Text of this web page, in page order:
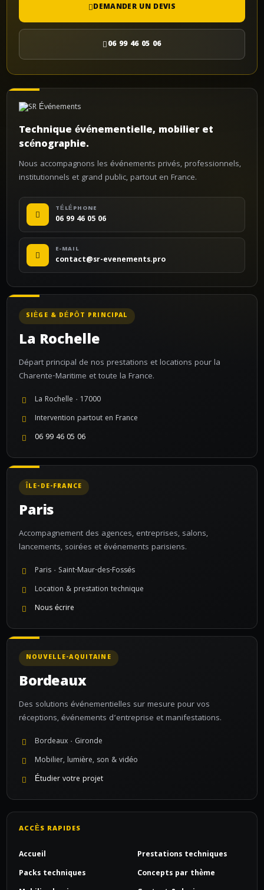
DEMANDER UN DEVIS
06 99 46 05 06
Technique événementielle, mobilier et
scénographie.
Nous accompagnons les événements privés, professionnels,
institutionnels et grand public, partout en France.
TÉLÉPHONE
06 99 46 05 06
E-MAIL
contact@sr-evenements.pro
SIÈGE & DÉPÔT PRINCIPAL
La Rochelle
Départ principal de nos prestations et locations pour la
Charente-Maritime et toute la France.
La Rochelle · 17000
Intervention partout en France
06 99 46 05 06
ÎLE-DE-FRANCE
Paris
Accompagnement des agences, entreprises, salons,
lancements, soirées et événements parisiens.
Paris · Saint-Maur-des-Fossés
Location & prestation technique
Nous écrire
NOUVELLE-AQUITAINE
Bordeaux
Des solutions événementielles sur mesure pour vos
réceptions, événements d’entreprise et manifestations.
Bordeaux · Gironde
Mobilier, lumière, son & vidéo
Étudier votre projet
ACCÈS RAPIDES
Accueil
Prestations techniques
Packs techniques
Concepts par thème